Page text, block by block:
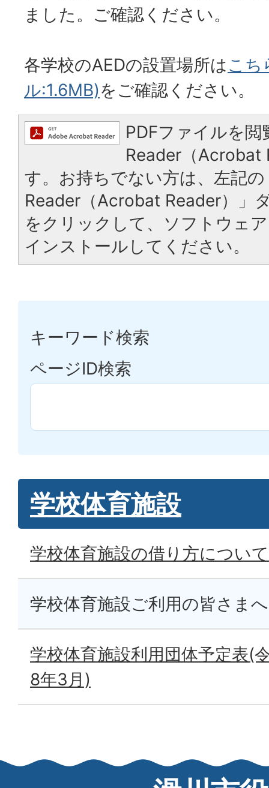
ました。ご確認ください。
各学校のAEDの設置場所はこち
ル:1.6MB)をご確認ください。
PDFファイルを
Reader（Acrobat
す。お持ちでない方は、左記
Reader（Acrobat Reader）」
をクリックして、ソフトウェ
インストールしてください。
キーワード検索
ページID検索
学校体育施設
学校体育施設の借り方について
学校体育施設ご利用の皆さまへ
学校体育施設利用団体予定表(
8年3月)